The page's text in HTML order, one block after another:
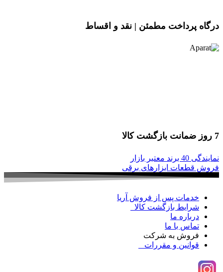
درگاه پرداخت مطمئن | نقد و اقساط
7 روز ضمانت بازگشت کالا
نمایندگی 40 برند معتبر بازار
فروش قطعات ابزارهای برقی
خدمات پس از فروش آریا
شرایط بازگشت کالا
درباره ما
تماس با ما
فروش به شرکت
قوانین و مقررات